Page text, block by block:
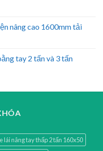
nâng cao 1600mm tải
tay 2 tấn và 3 tấn
lái nâng tay thấp 2 tấn 160x50